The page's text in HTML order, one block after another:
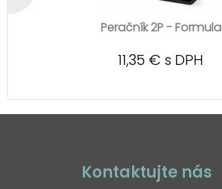
Peračník 2P - Formula
11,35 € s DPH
Kontaktujte nás